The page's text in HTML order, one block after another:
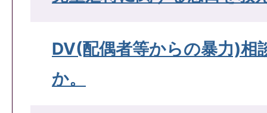
DV(配偶者等からの暴力)相
か。